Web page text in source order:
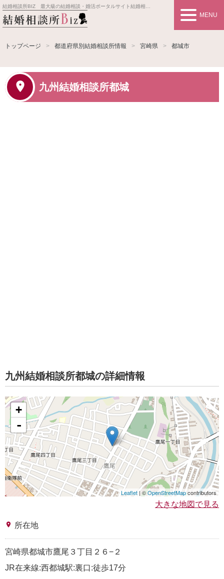
結婚相談所BIZ 最大級の結婚相談・婚活ポータルサイト結婚相談所事業者情報や婚活お見合いの悩み、対策を紹介します。
MENU
トップページ 都道府県別結婚相談所情報 宮崎県 都城市
九州結婚相談所都城
九州結婚相談所都城の詳細情報
+
-
Leaflet | ©OpenStreetMapcontributors
大きな地図で見る
place 所在地
宮崎県都城市鷹尾３丁目２６−２
JR在来線:西都城駅:裏口:徒歩17分